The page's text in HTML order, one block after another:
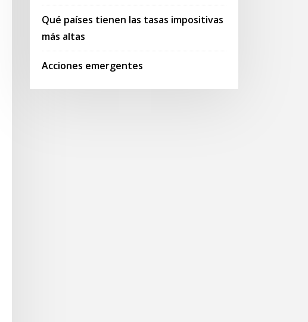
Qué países tienen las tasas impositivas
más altas
Acciones emergentes